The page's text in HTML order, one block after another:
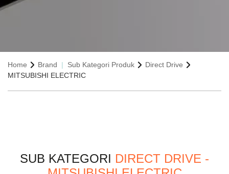
Home Brand Sub Kategori Produk
Direct Drive
MITSUBISHI ELECTRIC
SUB KATEGORI DIRECT DRIVE -